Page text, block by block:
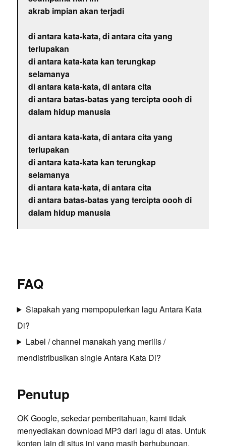
akrab impian akan terjadi
di antara kata-kata, di antara cita yang
terlupakan
di antara kata-kata kan terungkap
selamanya
di antara kata-kata, di antara cita
di antara batas-batas yang tercipta oooh di
dalam hidup manusia
di antara kata-kata, di antara cita yang
terlupakan
di antara kata-kata kan terungkap
selamanya
di antara kata-kata, di antara cita
di antara batas-batas yang tercipta oooh di
dalam hidup manusia
FAQ
Siapakah yang mempopulerkan lagu Antara Kata
Di?
Label / channel manakah yang merilis /
mendistribusikan single Antara Kata Di?
Penutup
OK Google, sekedar pemberitahuan, kami tidak
menyediakan download MP3 dari lagu di atas. Untuk
konten lain di situs ini yang masih berhubungan,